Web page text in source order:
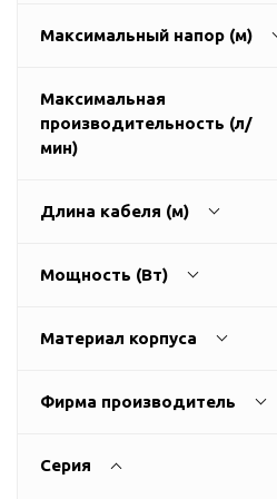
давления
насосы фланцевые
Циркуляционные
насосы (сухой ротор)
давления
насосы для ГВС
Насосы для фонтана и
Фонтанные насосы
Максимальный напор (м)
30
Максимальная
производительность (л/
мин)
Длина кабеля (м)
Мощность (Вт)
Материал корпуса
пластик
Фирма производитель
Серия